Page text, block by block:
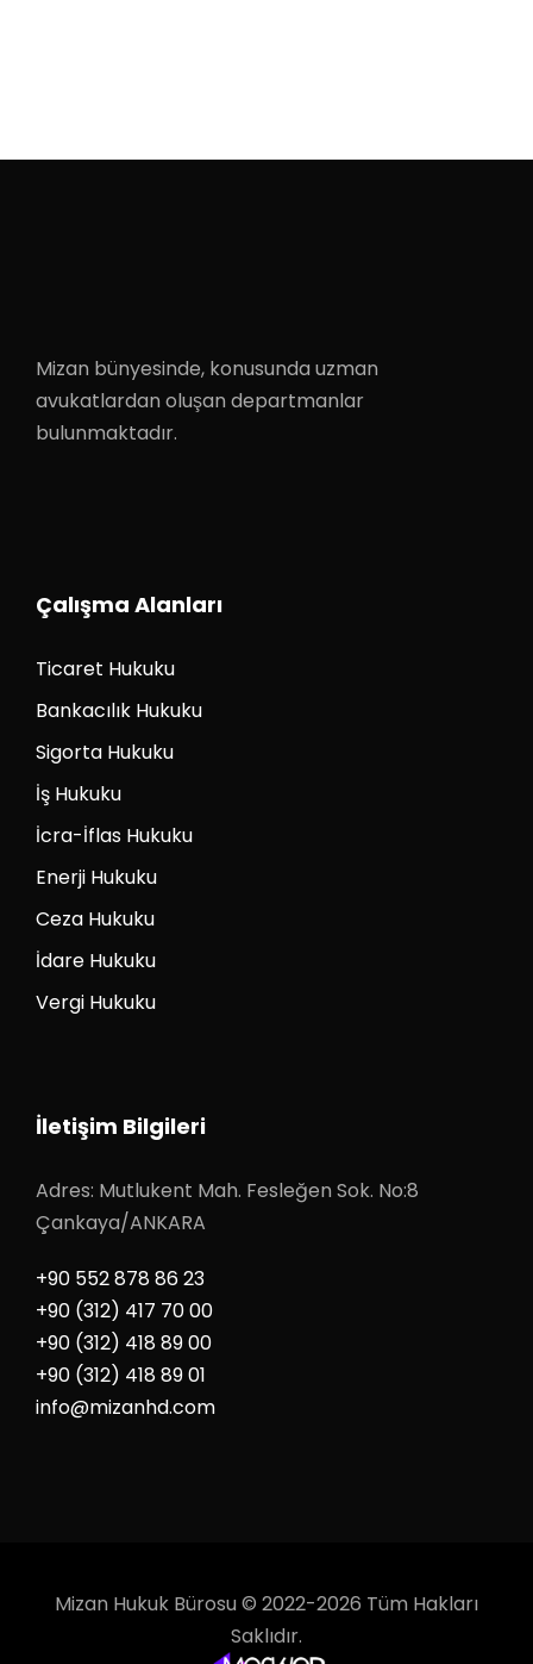
Mizan bünyesinde, konusunda uzman
avukatlardan oluşan departmanlar
bulunmaktadır.
Çalışma Alanları
Ticaret Hukuku
Bankacılık Hukuku
Sigorta Hukuku
İş Hukuku
İcra-İflas Hukuku
Enerji Hukuku
Ceza Hukuku
İdare Hukuku
Vergi Hukuku
İletişim Bilgileri
Adres: Mutlukent Mah. Fesleğen Sok. No:8
Çankaya/ANKARA
+90 552 878 86 23
+90 (312) 417 70 00
+90 (312) 418 89 00
+90 (312) 418 89 01
info@mizanhd.com
Mizan Hukuk Bürosu © 2022-2026 Tüm Hakları
Saklıdır.